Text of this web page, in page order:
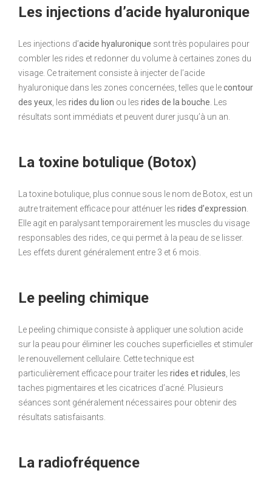
Les injections d’acide hyaluronique
Les injections d’acide hyaluronique sont très populaires pour
combler les rides et redonner du volume à certaines zones du
visage. Ce traitement consiste à injecter de l’acide
hyaluronique dans les zones concernées, telles que lecontour
des yeux , les rides du lion ou les rides de la bouche . Les
résultats sont immédiats et peuvent durer jusqu’à un an.
La toxine botulique (Botox)
La toxine botulique, plus connue sous le nom de Botox, est un
autre traitement efficace pour atténuer les rides d’expression
Elle agit en paralysant temporairement les muscles du visage
responsables des rides, ce qui permet à la peau de se lisser.
Les effets durent généralement entre 3 et 6 mois.
Le peeling chimique
Le peeling chimique consiste à appliquer une solution acide
sur la peau pour éliminer les couches superficielles et stimuler
le renouvellement cellulaire. Cette technique est
particulièrement efficace pour traiter les rides et ridules , les
taches pigmentaires et les cicatrices d’acné. Plusieurs
séances sont généralement nécessaires pour obtenir des
résultats satisfaisants.
La radiofréquence